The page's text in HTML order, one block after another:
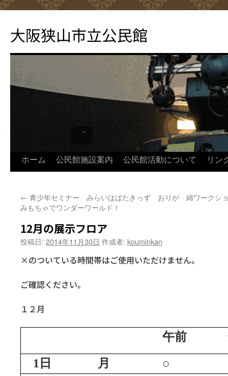
テ
ン
ッ
大阪狭山市立公民館
ホーム 公民館施設案内 公民館活動について リン
← 青少年セミナー みらいはばたきっず おりが
みもちゃでワンダーワールド！
綿ワークシ
12月の展示フロア
投稿日: 2014年11月30日 作成者: kouminkan
×のついている時間帯はご使用いただけません。
ご確認ください。
１２月
午前
1日
月 ○